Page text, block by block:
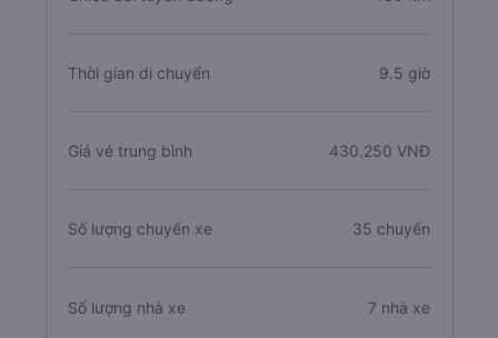
Thời gian di chuyển 9.5 giờ
Giá vé trung bình 430.250 VNĐ
Số lượng chuyến xe 35 chuyến
Số lượng nhà xe 7 nhà xe